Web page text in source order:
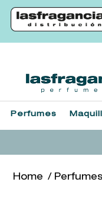
Perfumes
Perfumes